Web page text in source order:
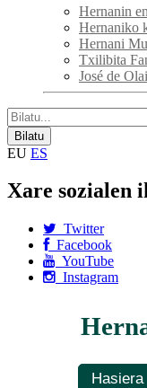
Hernanin
Hernaniko
Hernani
Txilibita
José de
EU ES
Xare sozialen
Twitter
Facebook
YouTube
Instagram
Hasiera